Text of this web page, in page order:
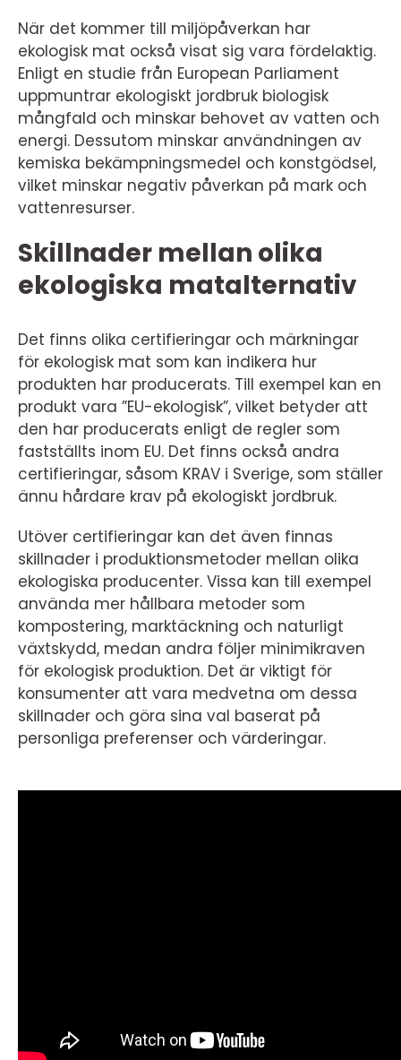
När det kommer till miljöpåverkan har
ekologisk mat också visat sig vara fördelaktig.
Enligt en studie från European Parliament
uppmuntrar ekologiskt jordbruk biologisk
mångfald och minskar behovet av vatten och
energi. Dessutom minskar användningen av
kemiska bekämpningsmedel och konstgödsel,
vilket minskar negativ påverkan på mark och
vattenresurser.
Skillnader mellan olika
ekologiska matalternativ
Det finns olika certifieringar och märkningar
för ekologisk mat som kan indikera hur
produkten har producerats. Till exempel kan en
produkt vara ”EU-ekologisk”, vilket betyder att
den har producerats enligt de regler som
fastställts inom EU. Det finns också andra
certifieringar, såsom KRAV i Sverige, som ställer
ännu hårdare krav på ekologiskt jordbruk.
Utöver certifieringar kan det även finnas
skillnader i produktionsmetoder mellan olika
ekologiska producenter. Vissa kan till exempel
använda mer hållbara metoder som
kompostering, marktäckning och naturligt
växtskydd, medan andra följer minimikraven
för ekologisk produktion. Det är viktigt för
konsumenter att vara medvetna om dessa
skillnader och göra sina val baserat på
personliga preferenser och värderingar.